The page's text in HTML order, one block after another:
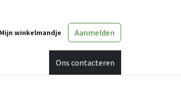
Mijn winkelmandje Aanmelden
Ons contacteren